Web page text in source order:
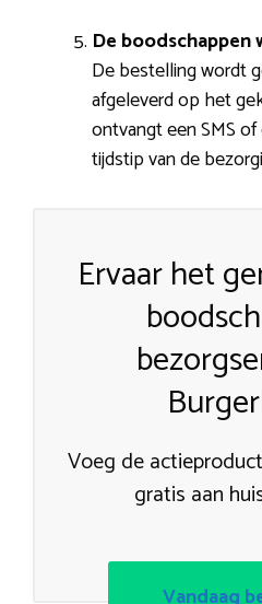
De
De bestelling wordt
afgeleverd op het
ontvangt een SMS
tijdstip van de
Ervaar het
Voeg de
gratis aan
Vandaag